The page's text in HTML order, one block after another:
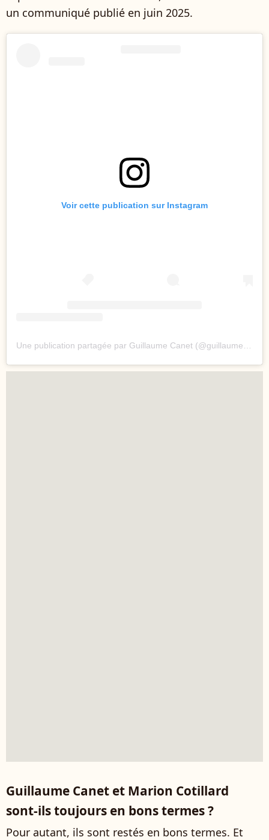
un communiqué publié en juin 2025.
Voir cette publication sur Instagram
Guillaume Canet et Marion Cotillard
sont-ils toujours en bons termes ?
Pour autant, ils sont restés en bons termes. Et